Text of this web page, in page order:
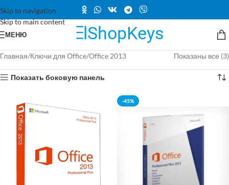
Skip to navigation
Skip to main content
МЕНЮ
Главная Ключи для Office Office 2013 Показаны все (3)
Показать боковую панель
-45%